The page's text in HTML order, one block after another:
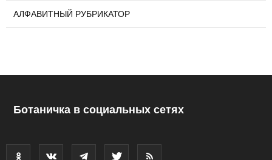
АЛФАВИТНЫЙ РУБРИКАТОР
Ботаничка в социальных сетях